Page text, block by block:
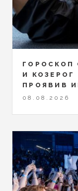
ГОРОСКОП
И КОЗЕРОГ
ПРОЯВИВ
08.08.2026